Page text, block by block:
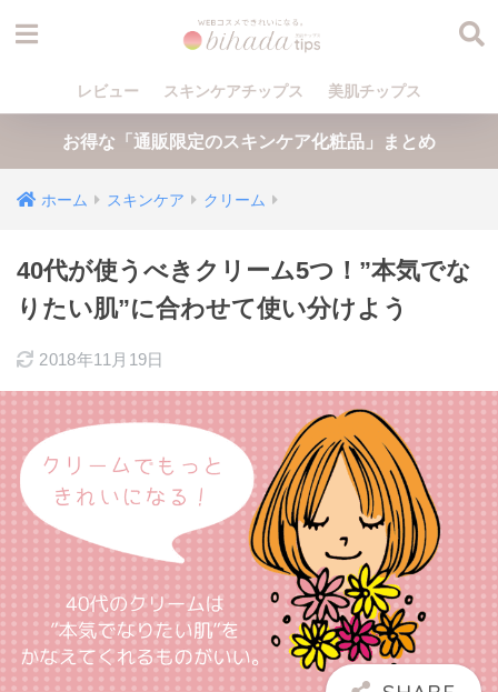
レビュー スキンケアチップス 美肌チップス
お得な「通販限定のスキンケア化粧品」まとめ
ホーム スキンケア クリーム
40代が使うべきクリーム5つ！”本気でな
りたい肌”に合わせて使い分けよう
2018年11月19日